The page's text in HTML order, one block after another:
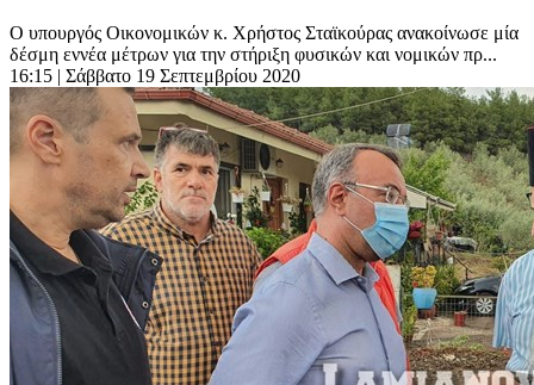
O υπουργός Οικονομικών κ. Χρήστος Σταϊκούρας ανακοίνωσε μία
δέσμη εννέα μέτρων για την στήριξη φυσικών και νομικών πρ...
16:15 | Σάββατο 19 Σεπτεμβρίου 2020